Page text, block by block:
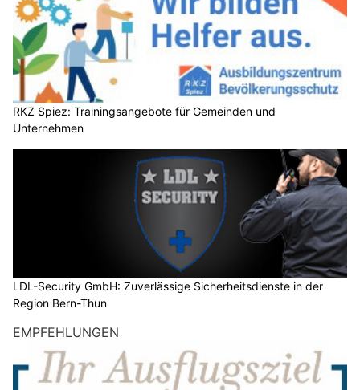
RKZ Spiez: Trainingsangebote für Gemeinden und
Unternehmen
LDL-Security GmbH: Zuverlässige Sicherheitsdienste in der
Region Bern-Thun
EMPFEHLUNGEN